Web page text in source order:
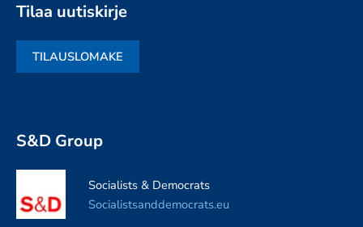
Tilaa uutiskirje
TILAUSLOMAKE
S&D Group
Socialists & Democrats
Socialistsanddemocrats.eu